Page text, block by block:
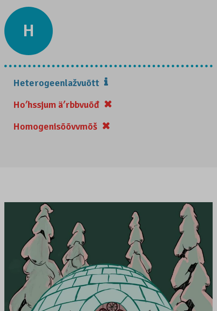
H
Heterogeenlažvuõtt
Hoʹhssjum äʹrbbvuõđ
Homogenisõõvvmõš